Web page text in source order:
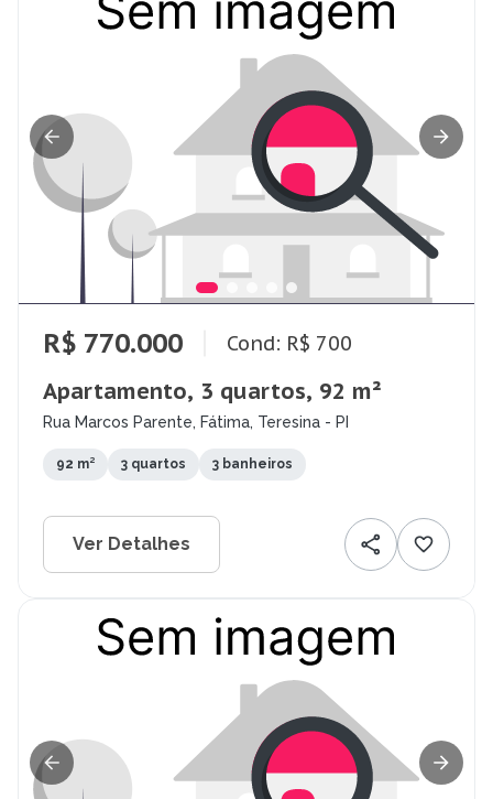
R$ 770.000 Cond: R$ 700
Apartamento, 3 quartos, 92 m²
Rua Marcos Parente, Fátima, Teresina - PI
92 m² 3 quartos 3 banheiros
Ver Detalhes